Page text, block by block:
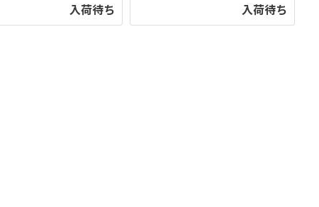
入荷待ち 入荷待ち